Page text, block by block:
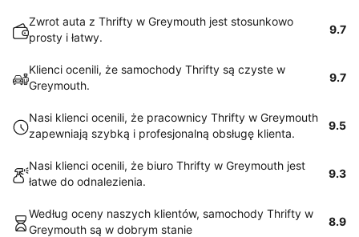
Zwrot auta z Thrifty w Greymouth jest stosunkowo
prosty i łatwy.
9.7
Klienci ocenili, że samochody Thrifty są czyste w
Greymouth.
9.7
Nasi klienci ocenili, że pracownicy Thrifty w Greymouth
zapewniają szybką i profesjonalną obsługę klienta.
9.5
Nasi klienci ocenili, że biuro Thrifty w Greymouth jest
łatwe do odnalezienia.
9.3
Według oceny naszych klientów, samochody Thrifty w
Greymouth są w dobrym stanie
8.9